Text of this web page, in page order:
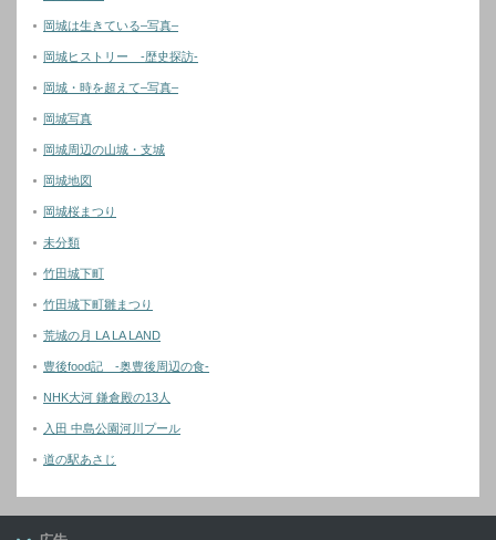
岡城は生きている–写真–
岡城ヒストリー -歴史探訪-
岡城・時を超えて–写真–
岡城写真
岡城周辺の山城・支城
岡城地図
岡城桜まつり
未分類
竹田城下町
竹田城下町雛まつり
荒城の月 LA LA LAND
豊後food記 -奥豊後周辺の食-
NHK大河 鎌倉殿の13人
入田 中島公園河川プール
道の駅あさじ